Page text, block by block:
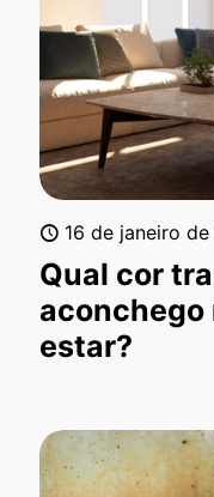
16 de janeiro
Qual cor
aconchego
estar?